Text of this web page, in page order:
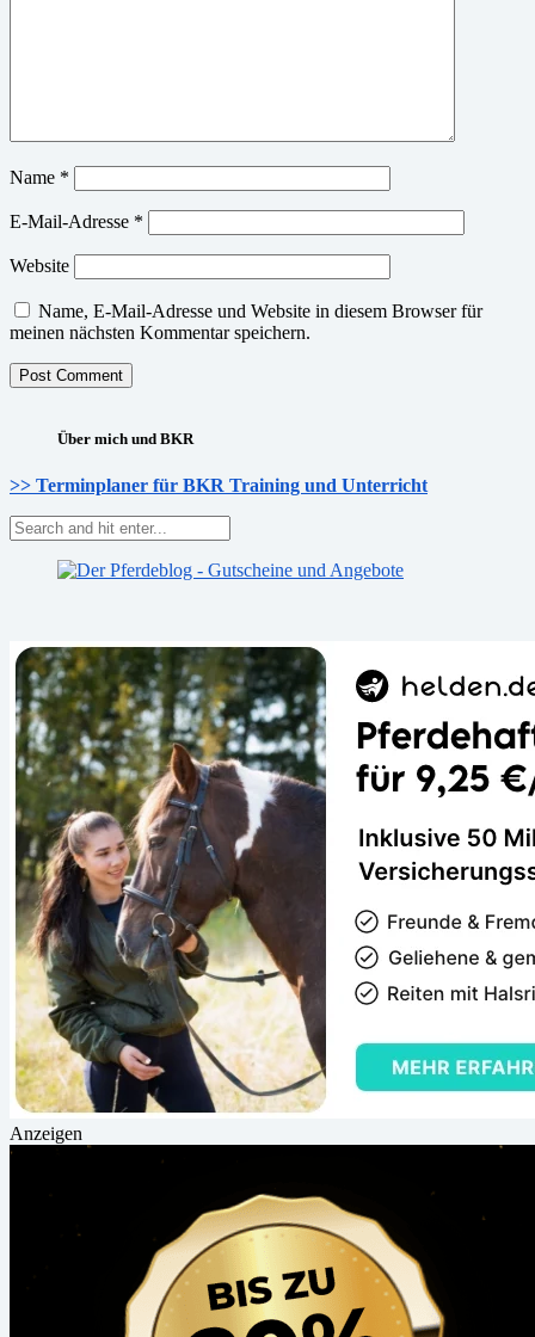
Name *
E-Mail-Adresse *
Website
Name, E-Mail-Adresse und Website in diesem Browser für
meinen nächsten Kommentar speichern.
Über mich und BKR
>> Terminplaner für BKR Training und Unterricht
Anzeigen